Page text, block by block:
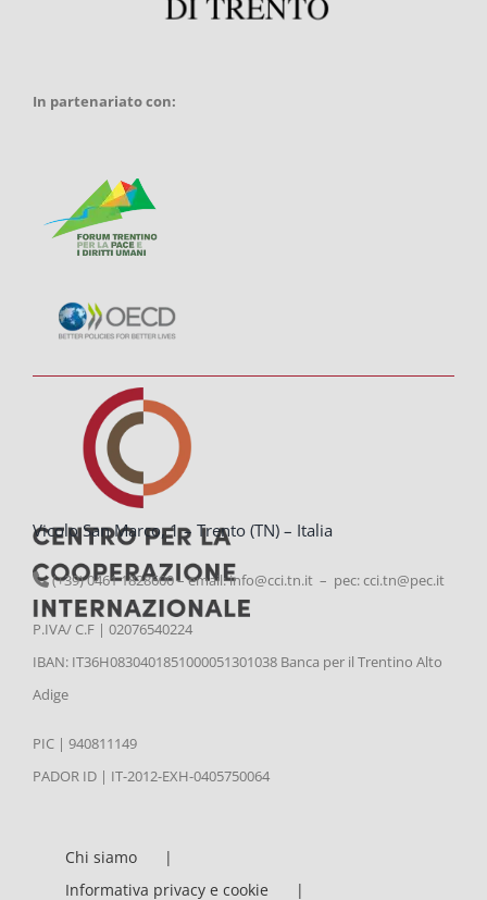
In partenariato con:
Vicolo San Marco, 1 – Trento (TN) – Italia
(+39) 0461 1828600 – email:info@cci.tn.it – pec: cci.tn@pec.it
P.IVA/ C.F | 02076540224
IBAN: IT36H0830401851000051301038 Banca per il Trentino Alto
Adige
PIC | 940811149
PADOR ID | IT-2012-EXH-0405750064
Chi siamo
Informativa privacy e cookie